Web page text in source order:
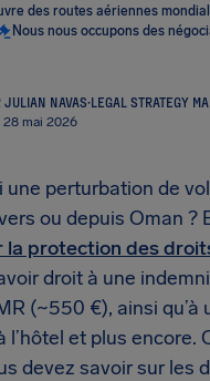
des routes aériennes
Nous nous occupons des
JULIAN NAVAS·LEGAL STRATEGY
28 mai 2026
une perturbation de
ou depuis Oman ?
la protection des
droit à une
(~550 €), ainsi qu’à
l’hôtel et plus encore.
devez savoir sur les